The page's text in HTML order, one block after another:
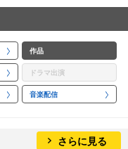
作品
ドラマ出演
音楽配信
さらに見る